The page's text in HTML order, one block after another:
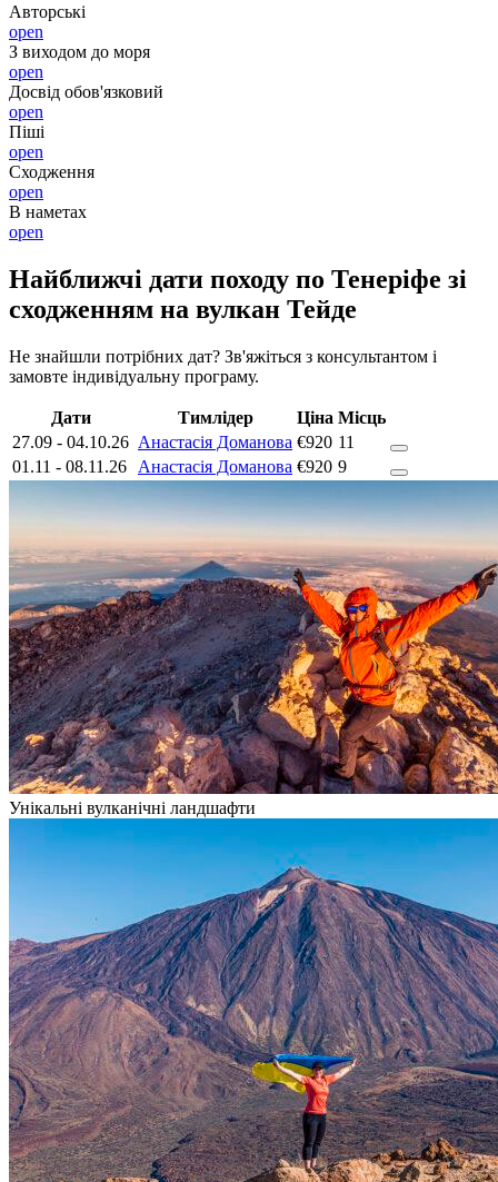
Авторські
open
З виходом до моря
open
Досвід обов'язковий
open
Піші
open
Сходження
open
В наметах
open
Найближчі дати походу по Тенеріфе зі
сходженням на вулкан Тейде
Не знайшли потрібних дат? Зв'яжіться з консультантом і
замовте індивідуальну програму.
Дати Тимлідер Ціна Місць
27.09 - 04.10.26 Анастасія Доманова €920 11
01.11 - 08.11.26 Анастасія Доманова €920 9
Унікальні вулканічні ландшафти